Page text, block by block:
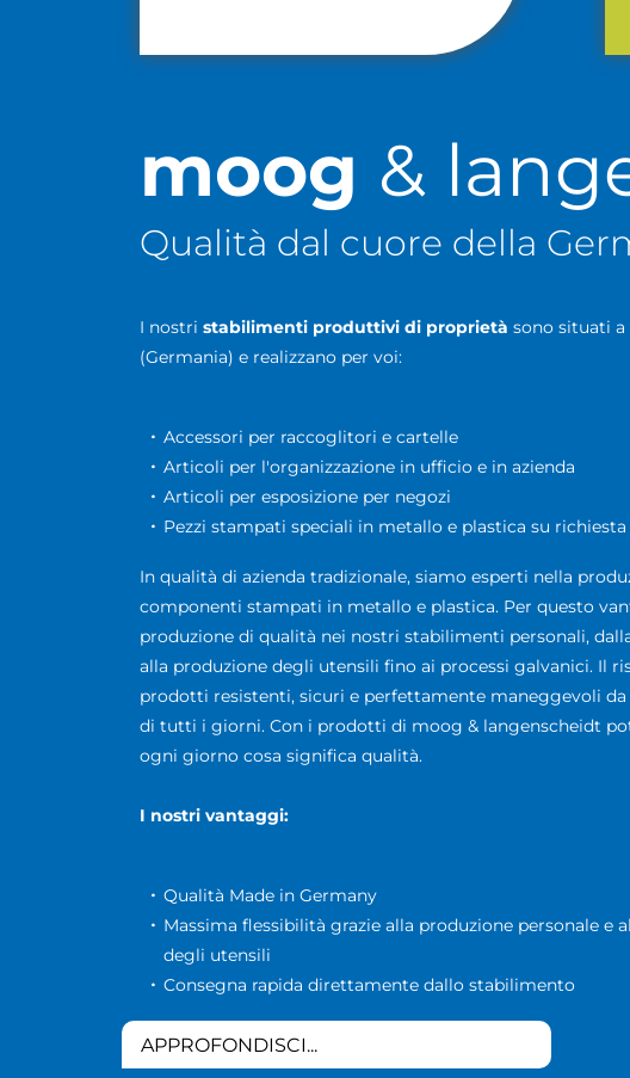
moog &
Qualità dal cuore della
I nostri stabilimenti produttivi di proprietà sono situati a
(Germania) e realizzano per voi:
Accessori per raccoglitori e cartelle
Articoli per l'organizzazione in ufficio e in azienda
Articoli per esposizione per negozi
Pezzi stampati speciali in metallo e plastica su
In qualità di azienda tradizionale, siamo esperti nella
componenti stampati in metallo e plastica. Per questo
produzione di qualità nei nostri stabilimenti personali,
alla produzione degli utensili fino ai processi galvanici. Il
prodotti resistenti, sicuri e perfettamente maneggevoli da
di tutti i giorni. Con i prodotti di moog & langenscheidt
ogni giorno cosa significa qualità.
I nostri vantaggi:
Qualità Made in Germany
Massima flessibilità grazie alla produzione personale e
degli utensili
Consegna rapida direttamente dallo stabilimento
APPROFONDISCI...